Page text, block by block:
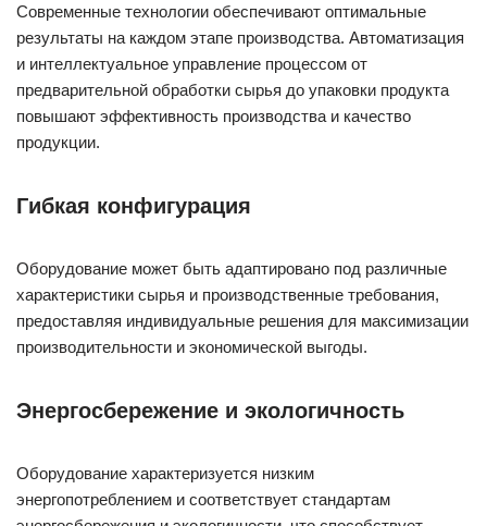
Современные технологии обеспечивают оптимальные
результаты на каждом этапе производства. Автоматизация
и интеллектуальное управление процессом от
предварительной обработки сырья до упаковки продукта
повышают эффективность производства и качество
продукции.
Гибкая конфигурация
Оборудование может быть адаптировано под различные
характеристики сырья и производственные требования,
предоставляя индивидуальные решения для максимизации
производительности и экономической выгоды.
Энергосбережение и экологичность
Оборудование характеризуется низким
энергопотреблением и соответствует стандартам